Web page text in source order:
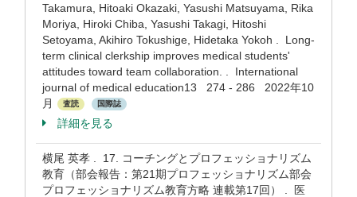
Takamura, Hitoaki Okazaki, Yasushi Matsuyama, Rika
Moriya, Hiroki Chiba, Yasushi Takagi, Hitoshi
Setoyama, Akihiro Tokushige, Hidetaka Yokoh . Long-
term clinical clerkship improves medical students'
attitudes toward team collaboration. . International
journal of medical education13 274 - 286 2022年10
月
査読 国際誌
詳細を見る
横尾 英孝 . 17. コーチングとプロフェッショナリズム
教育（部会報告：第21期プロフェッショナリズム部会
プロフェッショナリズム教育方略 連載第17回） . 医